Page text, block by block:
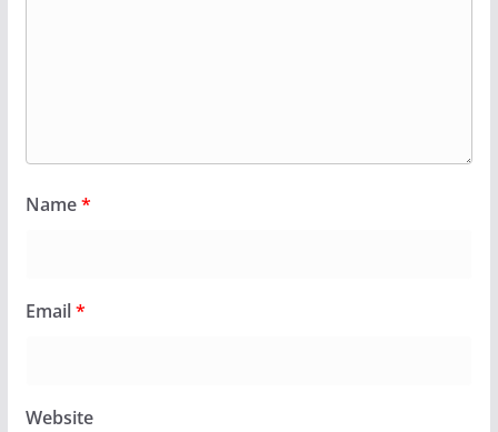
Name*
Email*
Website